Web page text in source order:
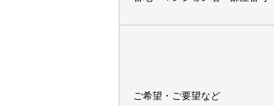
ご希望・ご要望など